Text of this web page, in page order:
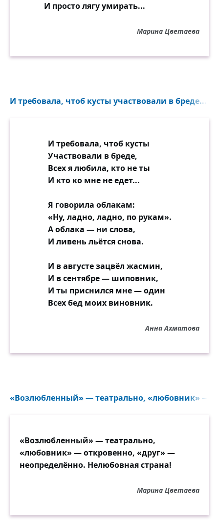
И просто лягу умирать...
Марина Цветаева
И требовала, чтоб кусты участвовали в бреде...
И требовала, чтоб кусты
Участвовали в бреде,
Всех я любила, кто не ты
И кто ко мне не едет...
Я говорила облакам:
«Ну, ладно, ладно, по рукам».
А облака — ни слова,
И ливень льётся снова.
И в августе зацвёл жасмин,
И в сентябре — шиповник,
И ты приснился мне — один
Всех бед моих виновник.
Анна Ахматова
«Возлюбленный» — театрально, «любовник» —
«Возлюбленный» — театрально,
«любовник» — откровенно, «друг» —
неопределённо. Нелюбовная страна!
Марина Цветаева